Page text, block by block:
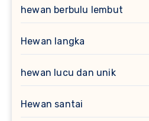
hewan berbulu lembut
Hewan langka
hewan lucu dan unik
Hewan santai